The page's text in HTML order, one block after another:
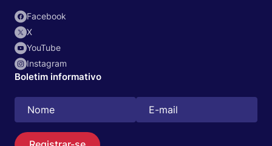
Facebook
X
YouTube
Instagram
Boletim informativo